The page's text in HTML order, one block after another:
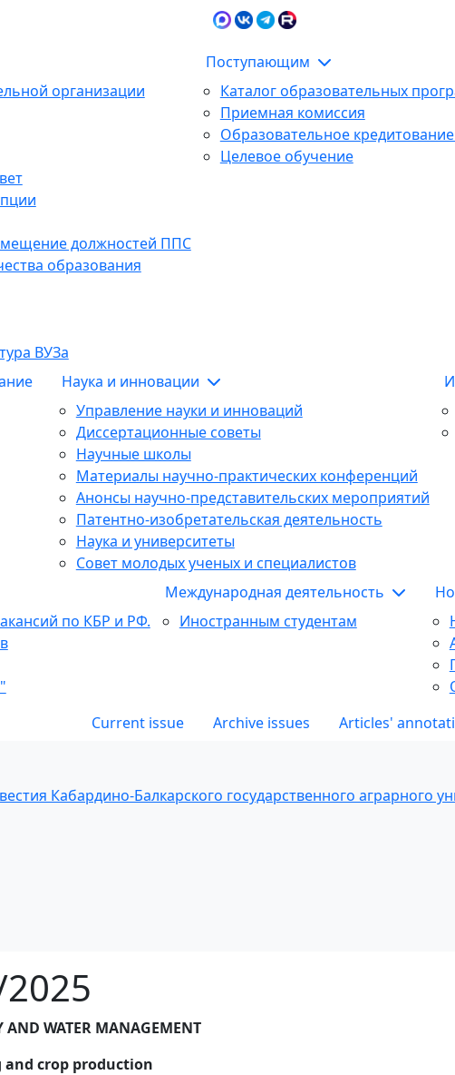
организации
должностей ППС
образования
ВУЗа
Поступающим
Каталог образовательных
Приемная комиссия
Образовательное
Целевое обучение
Наука и инновации
Управление науки и инноваций
Диссертационные советы
Научные школы
Материалы научно-практических конференций
Анонсы научно-представительских мероприятий
Патентно-изобретательская деятельность
Наука и университеты
Совет молодых ученых и специалистов
по КБР и РФ.
Международная деятельность
Иностранным студентам
Current issue Archive issues
Articles'
Кабардино-Балкарского государственного аграрного
AND WATER MANAGEMENT
and crop production